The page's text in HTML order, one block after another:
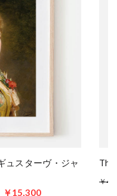
ュスターヴ・ジャ
￥15,300
￥